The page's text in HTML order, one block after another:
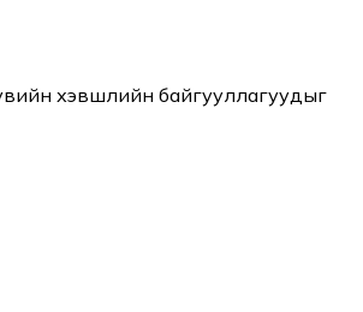
хэвшлийн байгууллагуудыг